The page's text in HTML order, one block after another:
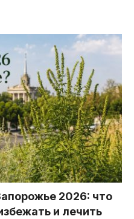
2026: что
и лечить